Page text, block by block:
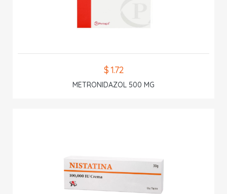
$ 1.72
METRONIDAZOL 500 MG